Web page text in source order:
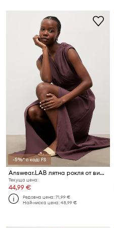
-5%* с код: FS
Answear.LAB лятна рокля от вискоза
Текуща цена:
44,99 €
Редовна цена:71,99 €
Най-ниска цена:48,99 €